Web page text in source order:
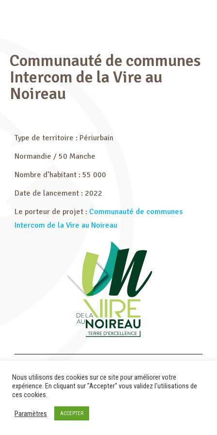
Communauté de communes
Intercom de la Vire au
Noireau
Type de territoire : Périurbain
Normandie / 50 Manche
Nombre d’habitant : 55 000
Date de lancement : 2022
Le porteur de projet : Communauté de communes
Intercom de la Vire au Noireau
Nous utilisons des cookies sur ce site pour améliorer votre
expérience. En cliquant sur "Accepter" vous validez l'utilisations de
ces cookies.
Paramètres ACCEPTER